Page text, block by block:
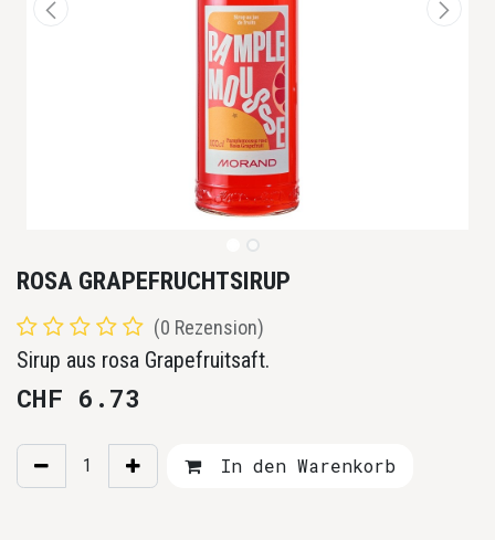
ROSA GRAPEFRUCHTSIRUP
(0 Rezension)
Sirup aus rosa Grapefruitsaft.
CHF 6.73
In den Warenkorb